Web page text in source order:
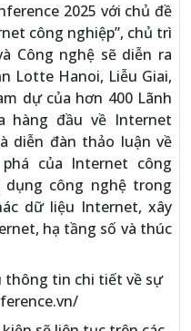
2025 với chủ đề
công nghiệp”, chủ trì
Công nghệ sẽ diễn ra
Lotte Hanoi, Liễu Giai,
dự của hơn 400 Lãnh
hàng đầu về Internet
diễn đàn thảo luận về
của Internet công
dụng công nghệ trong
dữ liệu Internet, xây
hạ tầng số và thúc
thông tin chi tiết về sự